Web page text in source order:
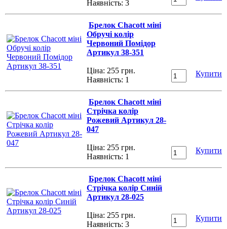
Наявність: 3
Брелок Chacott міні
Обручі колір
Червоний Помідор
Артикул 38-351
Ціна: 255 грн.
Наявність: 1
Купити
Брелок Chacott міні
Стрічка колір
Рожевий Артикул 28-
047
Ціна: 255 грн.
Наявність: 1
Купити
Брелок Chacott міні
Стрічка колір Синій
Артикул 28-025
Ціна: 255 грн.
Наявність: 3
Купити